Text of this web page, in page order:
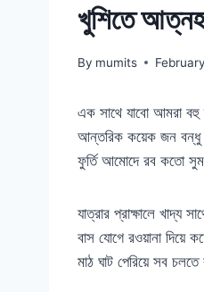
খুশিতে
By mumits
এক সাথে যাবো আমরা বহু
আন্তরিক কয়েক জন বন্ধু
ফুর্তি আমোদে রব কতো
যাত্রার প্রাক্ষালে খাদ্য
বাস যোগে রওয়ানা দিয়ে
মাঠ ঘাট পেরিয়ে সব